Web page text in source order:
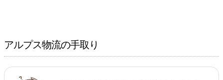
アルプス物流の手取り